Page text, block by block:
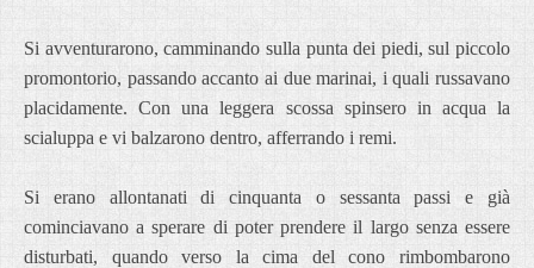
Si avventurarono, camminando sulla punta dei piedi, sul piccolo
promontorio, passando accanto ai due marinai, i quali russavano
placidamente. Con una leggera scossa spinsero in acqua la
scialuppa e vi balzarono dentro, afferrando i remi.
Si erano allontanati di cinquanta o sessanta passi e già
cominciavano a sperare di poter prendere il largo senza essere
disturbati, quando verso la cima del cono rimbombarono